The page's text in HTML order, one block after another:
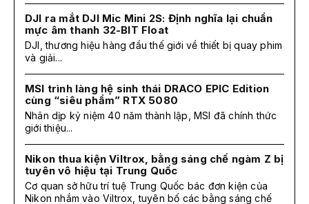
DJI ra mắt DJI Mic Mini 2S: Định nghĩa lại chuẩn
mực âm thanh 32-BIT Float
DJI, thương hiệu hàng đầu thế giới về thiết bị quay phim
và giải...
MSI trình làng hệ sinh thái DRACO EPIC Edition
cùng “siêu phẩm” RTX 5080
Nhân dịp kỷ niệm 40 năm thành lập, MSI đã chính thức
giới thiệu...
Nikon thua kiện Viltrox, bằng sáng chế ngàm Z bị
tuyên vô hiệu tại Trung Quốc
Cơ quan sở hữu trí tuệ Trung Quốc bác đơn kiện của
Nikon nhắm vào Viltrox, tuyên bố các bằng sáng chế